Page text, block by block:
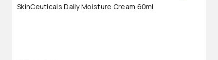
SkinCeuticals Daily Moisture Cream 60ml